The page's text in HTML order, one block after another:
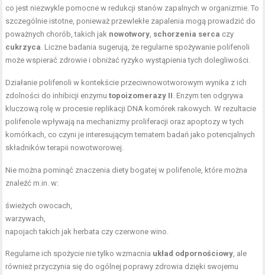
co jest niezwykle pomocne w redukcji stanów zapalnych w organizmie. To
szczególnie istotne, ponieważ przewlekłe zapalenia mogą prowadzić do
poważnych chorób, takich jak nowotwory schorzenia serca czy
cukrzyca . Liczne badania sugerują, że regularne spożywanie polifenoli
może wspierać zdrowie i obniżać ryzyko wystąpienia tych dolegliwości.
Działanie polifenoli w kontekście przeciwnowotworowym wynika z ich
zdolności do inhibicji enzymutopoizomerazy II . Enzym ten odgrywa
kluczową rolę w procesie replikacji DNA komórek rakowych. W rezultacie
polifenole wpływają na mechanizmy proliferacji oraz apoptozy w tych
komórkach, co czyni je interesującym tematem badań jako potencjalnych
składników terapii nowotworowej.
Nie można pominąć znaczenia diety bogatej w polifenole, które można
znaleźć m.in. w:
świeżych owocach,
warzywach,
napojach takich jak herbata czy czerwone wino.
Regularne ich spożycie nie tylko wzmacnia układ odpornościowy , ale
również przyczynia się do ogólnej poprawy zdrowia dzięki swojemu